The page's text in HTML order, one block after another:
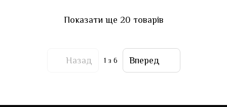
Показати ще 20 товарів
Назад 1 з 6 Вперед